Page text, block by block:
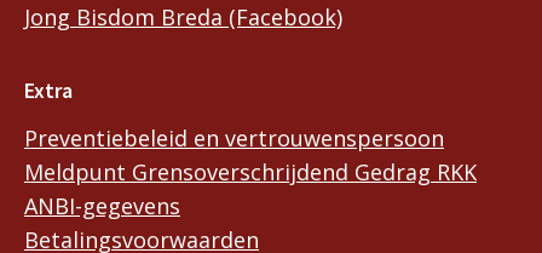
Jong Bisdom Breda (Facebook)
Extra
Preventiebeleid en vertrouwenspersoon
Meldpunt Grensoverschrijdend Gedrag RKK
ANBI-gegevens
Betalingsvoorwaarden